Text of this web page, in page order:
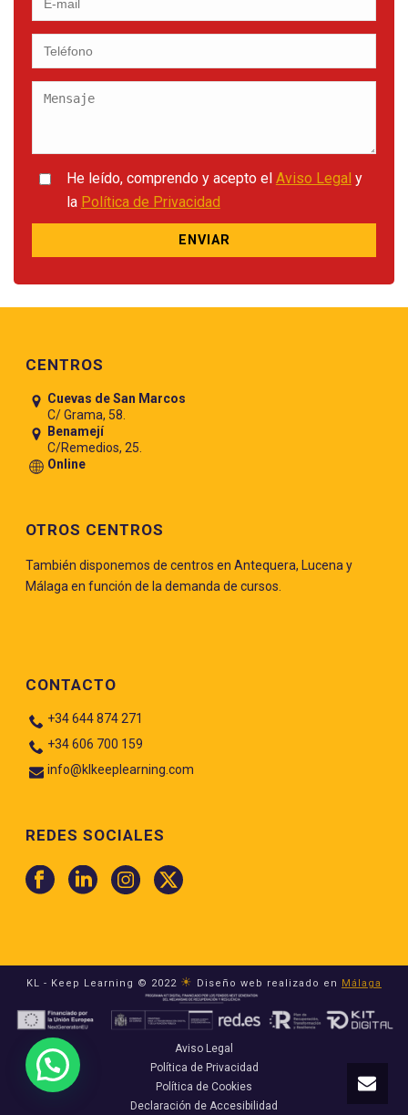
He leído, comprendo y acepto el Aviso Legal y
la Política de Privacidad
CENTROS
Cuevas de San Marcos
C/ Grama, 58.
Benamejí
C/Remedios, 25.
Online
OTROS CENTROS
También disponemos de centros en Antequera, Lucena y
Málaga en función de la demanda de cursos.
CONTACTO
+34 644 874 271
+34 606 700 159
info@klkeeplearning.com
REDES SOCIALES
KL - Keep Learning © 2022 ☀ Diseño web realizado en Málaga
Aviso Legal
Política de Privacidad
Política de Cookies
Declaración de Accesibilidad